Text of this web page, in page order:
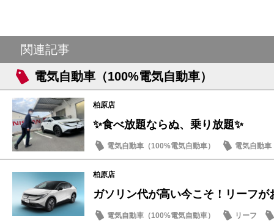
関連記事
電気自動車（100%電気自動車）
柏原店
✨食べ放題ならぬ、乗り放題✨
電気自動車（100%電気自動車）
電気自動車
軽自動車
ミニバン・ワゴン
柏原店
ガソリン代が高い今こそ！リーフが
電気自動車（100%電気自動車） リーフ